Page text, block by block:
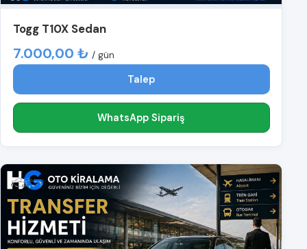
Togg T10X Sedan
7.000,00 ₺ / gün
Talep
WhatsApp Sipariş